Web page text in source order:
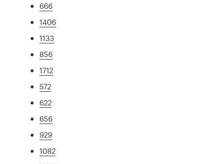
666
1406
1133
856
1712
572
622
656
929
1082